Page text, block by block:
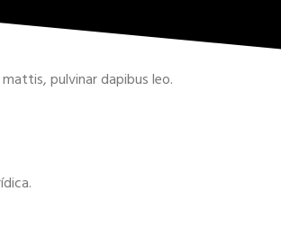
pulvinar dapibus leo.